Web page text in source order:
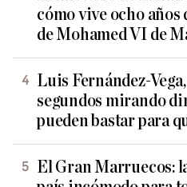
cómo vive ocho
de Mohamed VI de
Luis Fernández-
segundos mirando
pueden bastar para
El Gran Marruecos: